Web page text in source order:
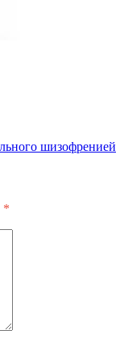
шизофренией
*